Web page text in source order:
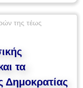
της τέως
τα
Δημοκρατίας